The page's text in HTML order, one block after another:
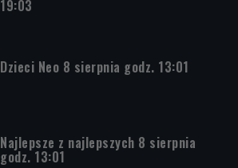
19:03
Dzieci Neo 8 sierpnia godz. 13:01
Najlepsze z najlepszych 8 sierpnia
godz. 13:01